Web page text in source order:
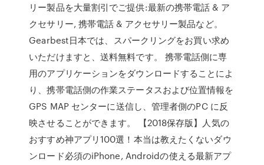
リー製品を大量割引でご提供:最新の携帯電話 & ア
クセサリー, 携帯電話 & アクセサリー製品など。
Gearbest日本では、スパークリングをお買い求め
いただけますと、送料無料です。 携帯電話側に専
用のアプリケーションをダウンロードすることによ
り、携帯電話側の作業ステータスおよび位置情報を
GPS MAP センターに送信し、管理者側のPC に反
映させることができます。 【2018保存版】人気の
おすすめ神アプリ100選！本当は教えたくないダウ
ンロード必須のiPhone, Androidの使える最新アプ